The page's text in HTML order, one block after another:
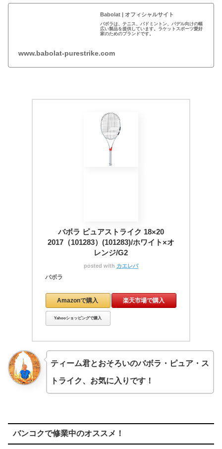
Babolat | オフィシャルサイト
バボラは、テニス、バドミントン、パデル向けの幅
広い製品を提供しています。ラケットスポーツ愛好
家のためのブランドです。
www.babolat-purestrike.com
バボラ ピュアストライク 18×20
2017（101283）(101283)/ホワイト×オ
レンジ/G2
posted with カエレバ
バボラ
Amazonで購入 楽天市場で購入
Yahooショッピングで購入
ティーム君とおそろいのバボラ・ピュア・ス
トライク、お気に入りです！
バンコクで修業中のオススメ！